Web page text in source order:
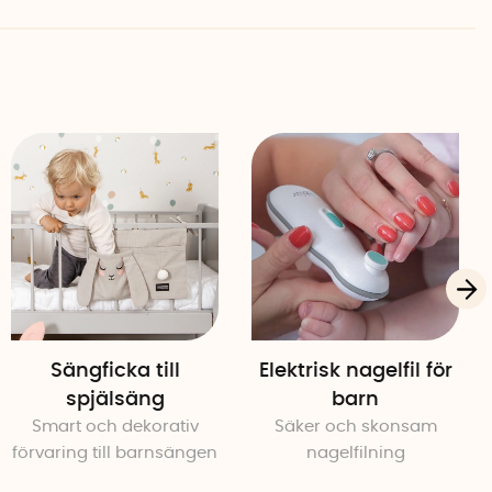
sedan bitringen stående i frysen tills dess att
annars i kylskåp för optimal effekt.
som vanlig bitring från cirka 3 månader, och som
barnet har bättre kontroll över grepp och sugförmåga.
PP, ABS
Sängficka till
spjälsäng
Smart och dekorativ
förvaring till barnsängen
Elektrisk nagelfil för
barn
Säker och skonsam
nagelfilning